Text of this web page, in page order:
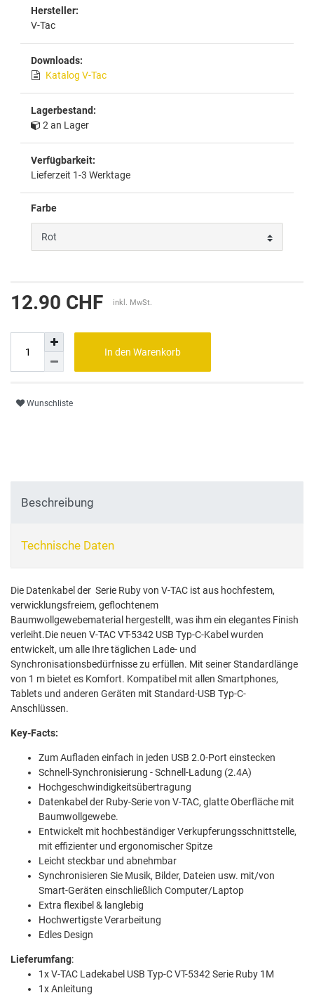
Hersteller:
V-Tac
Downloads:
Katalog V-Tac
Lagerbestand:
2 an Lager
Verfügbarkeit:
Lieferzeit 1-3 Werktage
Farbe
12.90 CHF inkl. MwSt.
In den Warenkorb
Wunschliste
Beschreibung
Technische Daten
Die Datenkabel der Serie Ruby von V-TAC ist aus hochfestem,
verwicklungsfreiem, geflochtenem
Baumwollgewebematerial hergestellt, was ihm ein elegantes Finish
verleiht.Die neuen V-TAC VT-5342 USB Typ-C-Kabel wurden
entwickelt, um alle Ihre täglichen Lade- und
Synchronisationsbedürfnisse zu erfüllen. Mit seiner Standardlänge
von 1 m bietet es Komfort. Kompatibel mit allen Smartphones,
Tablets und anderen Geräten mit Standard-USB Typ-C-
Anschlüssen.
Key-Facts:
Zum Aufladen einfach in jeden USB 2.0-Port einstecken
Schnell-Synchronisierung - Schnell-Ladung (2.4A)
Hochgeschwindigkeitsübertragung
Datenkabel der Ruby-Serie von V-TAC, glatte Oberfläche mit
Baumwollgewebe.
Entwickelt mit hochbeständiger Verkupferungsschnittstelle,
mit effizienter und ergonomischer Spitze
Leicht steckbar und abnehmbar
Synchronisieren Sie Musik, Bilder, Dateien usw. mit/von
Smart-Geräten einschließlich Computer/Laptop
Extra flexibel & langlebig
Hochwertigste Verarbeitung
Edles Design
Lieferumfang:
1x V-TAC Ladekabel USB Typ-C VT-5342 Serie Ruby 1M
1x Anleitung